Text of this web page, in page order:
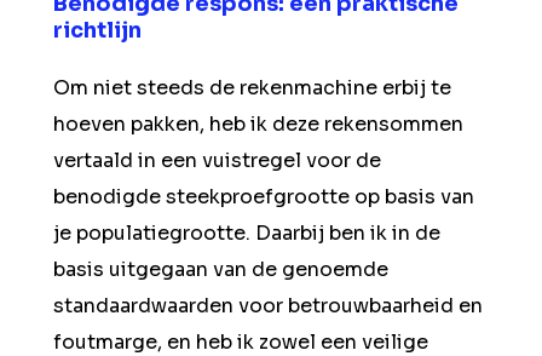
richtlijn
Om niet steeds de rekenmachine erbij te
hoeven pakken, heb ik deze rekensommen
vertaald in een vuistregel voor de
benodigde steekproefgrootte op basis van
je populatiegrootte. Daarbij ben ik in de
basis uitgegaan van de genoemde
standaardwaarden voor betrouwbaarheid en
foutmarge, en heb ik zowel een veilige